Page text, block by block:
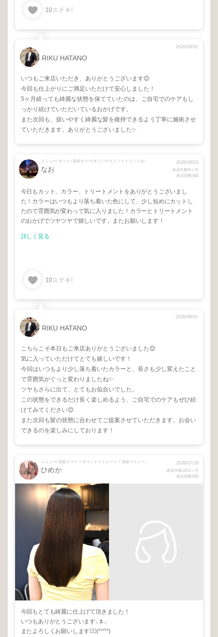
10ステキ!
RIKU HATANO
2026/08/02
いつもご来店いただき、ありがとうございます😊
今回も仕上がりにご満足いただけて安心しました！
5ヶ月経っても綺麗な状態を保てていたのは、ご自宅でのケアもし
っかり続けていただいているおかげです。
また次回も、扱いやすく綺麗な髪を維持できるよう丁寧に施術させ
ていただきます。ありがとうございました✨
メニュー/ カット+美髪カラー(オリジナルトリートメント込）
なお
2026/08/01
来店年数/6ヶ月
来店回数/3回
今日もカット、カラー、トリートメントをありがとうございまし
た！カラーはいつもより落ち着いた色にして、少し短めにカットし
たので雰囲気が変わって気に入りました！カラーとトリートメント
のおかげでツヤツヤで嬉しいです。またお願いします！
詳しく見る
10ステキ!
RIKU HATANO
2026/08/01
こちらこそ本日もご来店ありがとうございました😊
気に入っていただけてとても嬉しいです！
今回はいつもより少し落ち着いたカラーと、長さも少し変えたこと
で雰囲気がぐっと変わりましたね✨
ツヤもさらに出て、とてもお似合いでした。
この状態をできるだけ長く楽しめるよう、ご自宅でのケアもぜひ続
けてみてください😊
また次回も髪の状態に合わせてご提案させていただきます。お会い
できるのを楽しみにしております！
メニュー/ 美髪カラー + ポイントストレート + 美髪ストレート(カット+トリートメント込)
ひめか
2026/07/28
来店年数/2年2ヶ月
来店回数/5回
今回もとても綺麗に仕上げて頂きました！
いつもありがとうございます⸜🌷︎⸝‍
またよろしくお願いします🙇‍♀️(*^^*)